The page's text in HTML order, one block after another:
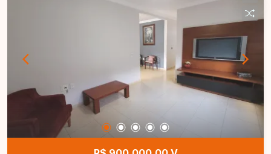
composta por 02 quartos, sala, cozinha, banheiro
e área de serviço, proporcionando uma excelente
opção para acomodar familiares ou gerar renda
para quem busca um imóvel amplo, versátil e
bem localizado no bairro Jardim Canaã. Agende
uma visita e venha conhecer todos os detalhes
desta casa.